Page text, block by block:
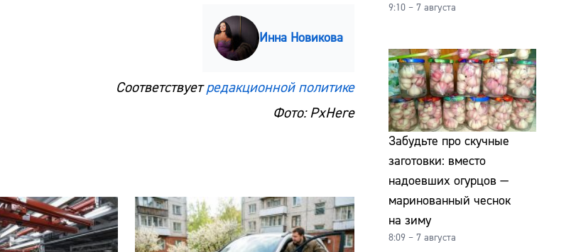
Инна Новикова
Соответствуетредакционной политике
Фото: PxHere
9:10 – 7 августа
Забудьте про скучные
заготовки: вместо
надоевших огурцов —
маринованный чеснок
на зиму
8:09 – 7 августа